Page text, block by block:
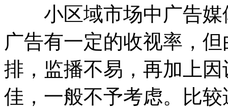
小区域市场中广告媒
广告有一定的收视率，
排，监播不易，再加上
佳，一般不予考虑。比